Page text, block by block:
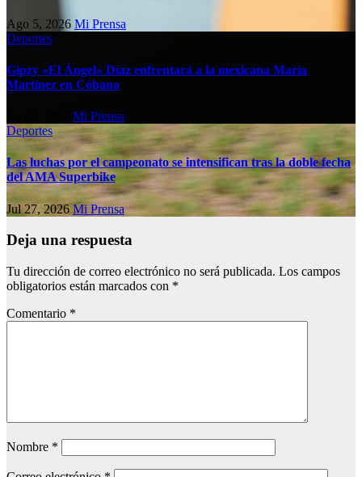
Ago 5, 2026 Mi Prensa
Deportes
Gipzy «El Ángel» Díaz enfrentará a la mexicana María
Martínez en Cóbano
Mi Prensa
Deportes
Las luchas por el campeonato se intensifican tras la doble fecha
del AMA Superbike
Jul 27, 2026Mi Prensa
Deja una respuesta
Tu dirección de correo electrónico no será publicada. Los campos
obligatorios están marcados con *
Comentario *
Nombre *